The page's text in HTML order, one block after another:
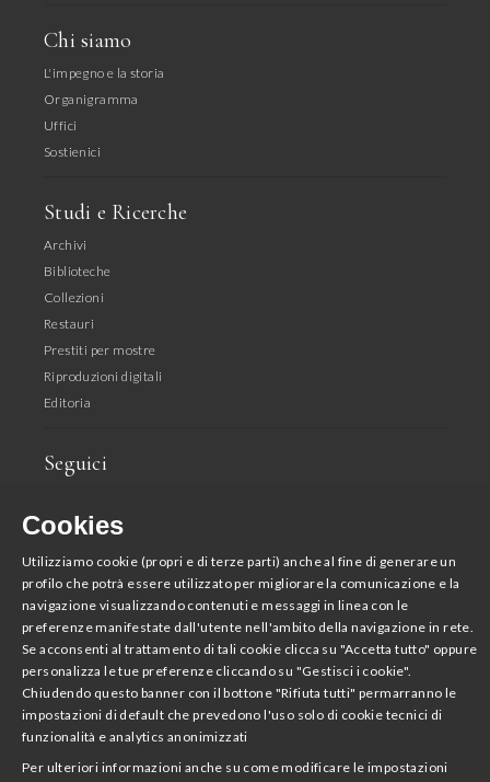
Chi siamo
L'impegno e la storia
Organigramma
Uffici
Sostienici
Studi e Ricerche
Archivi
Biblioteche
Collezioni
Restauri
Prestiti per mostre
Riproduzioni digitali
Editoria
Seguici
Instagram
Twitter
Scarica la App
Accademia Nazionale di San Luca
Area Stampa Notizie L'Accademia per tutti Avvisi Crediti
Cookies
Utilizziamo cookie (propri e di terze parti) anche al fine di generare un
profilo che potrà essere utilizzato per migliorare la comunicazione e la
navigazione visualizzando contenuti e messaggi in linea con le
preferenze manifestate dall'utente nell'ambito della navigazione in rete.
Se acconsenti al trattamento di tali cookie clicca su "Accetta tutto" oppure
personalizza le tue preferenze cliccando su "Gestisci i cookie".
Chiudendo questo banner con il bottone "Rifiuta tutti" permarranno le
impostazioni di default che prevedono l'uso solo di cookie tecnici di
funzionalità e analytics anonimizzati
Per ulteriori informazioni anche su come modificare le impostazioni